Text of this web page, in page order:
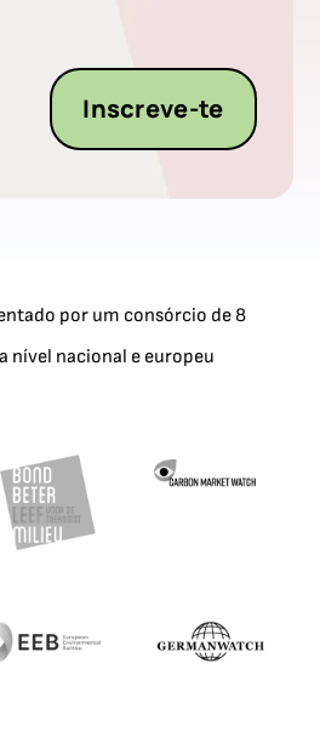
Inscreve-te
por um consórcio de 8
nível nacional e europeu